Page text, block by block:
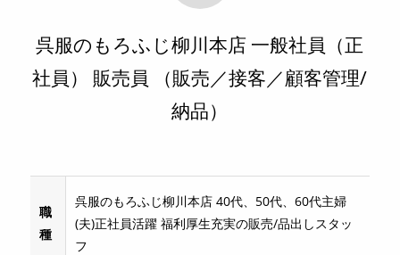
呉服のもろふじ柳川本店 一般社員（正
社員） 販売員 （販売／接客／顧客管理/
納品）
職
種
呉服のもろふじ柳川本店 40代、50代、60代主婦
(夫)正社員活躍 福利厚生充実の販売/品出しスタッ
フ